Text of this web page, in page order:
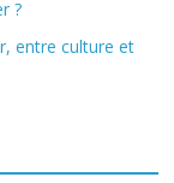
?
entre culture et